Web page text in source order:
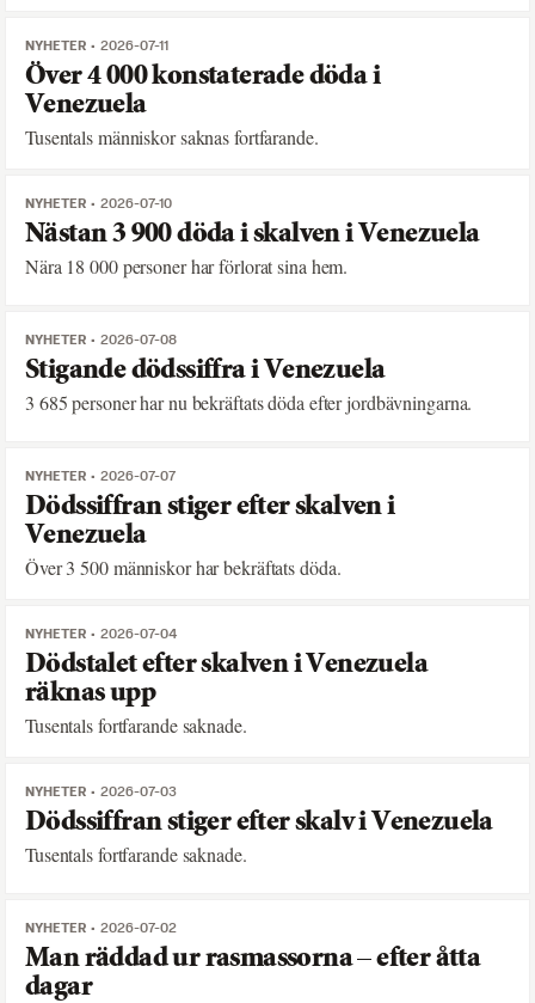
NYHETER 2026-07-11
Över 4 000 konstaterade döda i
Venezuela
Tusentals människor saknas fortfarande.
NYHETER 2026-07-10
Nästan 3 900 döda i skalven i Venezuela
Nära 18 000 personer har förlorat sina hem.
NYHETER 2026-07-08
Stigande dödssiffra i Venezuela
3 685 personer har nu bekräftats döda efter jordbävningarna.
NYHETER 2026-07-07
Dödssiffran stiger efter skalven i
Venezuela
Över 3 500 människor har bekräftats döda.
NYHETER 2026-07-04
Dödstalet efter skalven i Venezuela
räknas upp
Tusentals fortfarande saknade.
NYHETER 2026-07-03
Dödssiffran stiger efter skalv i Venezuela
Tusentals fortfarande saknade.
NYHETER 2026-07-02
Man räddad ur rasmassorna – efter åtta
dagar